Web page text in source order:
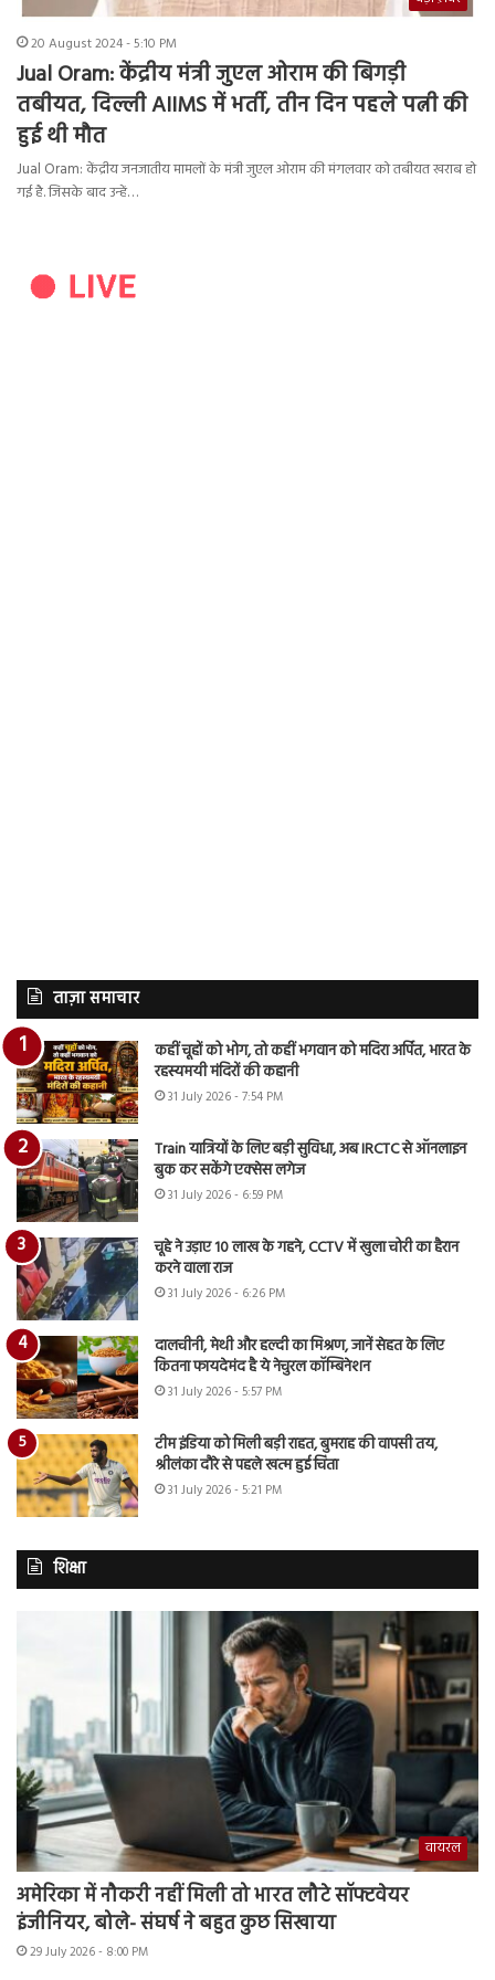
20 August 2024 - 5:10 PM
Jual Oram: केंद्रीय मंत्री जुएल ओराम की बिगड़ी
तबीयत, दिल्ली AIIMS में भर्ती, तीन दिन पहले पत्नी की
हुई थी मौत
Jual Oram: केंद्रीय जनजातीय मामलों के मंत्री जुएल ओराम की मंगलवार को तबीयत खराब हो
गई है. जिसके बाद उन्हें…
ताज़ा समाचार
कहीं चूहों को भोग, तो कहीं भगवान को मदिरा अर्पित, भारत के
रहस्यमयी मंदिरों की कहानी
31 July 2026 - 7:54 PM
Train यात्रियों के लिए बड़ी सुविधा, अब IRCTC से ऑनलाइन
बुक कर सकेंगे एक्सेस लगेज
31 July 2026 - 6:59 PM
चूहे ने उड़ाए 10 लाख के गहने, CCTV में खुला चोरी का हैरान
करने वाला राज
31 July 2026 - 6:26 PM
दालचीनी, मेथी और हल्दी का मिश्रण, जानें सेहत के लिए
कितना फायदेमंद है ये नेचुरल कॉम्बिनेशन
31 July 2026 - 5:57 PM
टीम इंडिया को मिली बड़ी राहत, बुमराह की वापसी तय,
श्रीलंका दौरे से पहले खत्म हुई चिंता
31 July 2026 - 5:21 PM
शिक्षा
वायरल
अमेरिका में नौकरी नहीं मिली तो भारत लौटे सॉफ्टवेयर
इंजीनियर, बोले- संघर्ष ने बहुत कुछ सिखाया
29 July 2026 - 8:00 PM